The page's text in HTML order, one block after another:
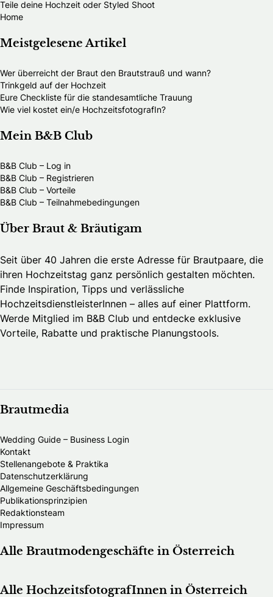
Teile deine Hochzeit oder Styled Shoot
Home
Meistgelesene Artikel
Wer überreicht der Braut den Brautstrauß und wann?
Trinkgeld auf der Hochzeit
Eure Checkliste für die standesamtliche Trauung
Wie viel kostet ein/e HochzeitsfotografIn?
Mein B&B Club
B&B Club – Log in
B&B Club – Registrieren
B&B Club – Vorteile
B&B Club – Teilnahmebedingungen
Über Braut & Bräutigam
Seit über 40 Jahren die erste Adresse für Brautpaare, die
ihren Hochzeitstag ganz persönlich gestalten möchten.
Finde Inspiration, Tipps und verlässliche
HochzeitsdienstleisterInnen – alles auf einer Plattform.
Werde Mitglied im B&B Club und entdecke exklusive
Vorteile, Rabatte und praktische Planungstools.
Brautmedia
Wedding Guide – Business Login
Kontakt
Stellenangebote & Praktika
Datenschutzerklärung
Allgemeine Geschäftsbedingungen
Publikationsprinzipien
Redaktionsteam
Impressum
Alle Brautmodengeschäfte in Österreich
Alle HochzeitsfotografInnen in Österreich